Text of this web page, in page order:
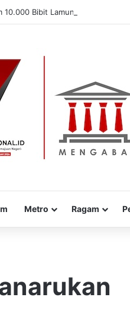
10.000 Bibit Lamun di Situbondo,
Metro Ragam